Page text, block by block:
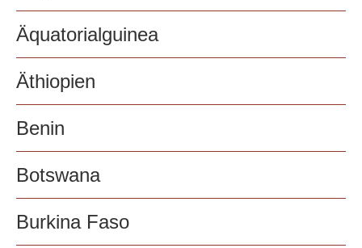
Äquatorialguinea
Äthiopien
Benin
Botswana
Burkina Faso